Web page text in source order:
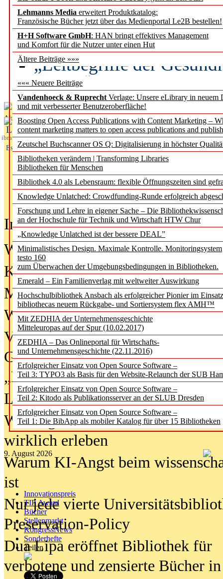
Lehmanns Media erweitert Produktkatalog:
Französische Bücher jetzt über das Medienportal Le2B bestellen!
H+H Software GmbH: HAN bringt effektives Management
und Komfort für die Nutzer unter einen Hut
Ältere Beiträge »»»
««« Neuere Beiträge
Vandenhoeck & Ruprecht Verlage: Unsere eLibrary in neuem
und mit verbesserter Benutzeroberfläche!
Boosting Open Access Publications with Content Marketing –
content marketing matters to open access publications and
Zeutschel Buchscanner OS Q: Digitalisierung in höchster
Bibliotheken verändern | Transforming Libraries
Bibliotheken für Menschen
Bibliothek 4.0 als Lebensraum: flexible Öffnungszeiten sind
Knowledge Unlatched: Crowdfunding-Runde erfolgreich
Forschung und Lehre in eigener Sache – Die
an der Hochschule für Technik und Wirtschaft HTW Chur
„Knowledge Unlatched ist der bessere DEAL”
Minimalistisches Design. Maximale Kontrolle. Monitoringsystem
testo 160
zum Überwachen der Umgebungsbedingungen in Bibliotheken.
Emerald – Ein Familienverlag mit weltweiter Auswirkung
Hochschulbibliothek Ansbach als erfolgreicher Pionier im
bibliothecas neuem Rückgabe- und Sortiersystem flex AMH™
Mit ZEDHIA der Unternehmensgeschichte
Mitteleuropas auf der Spur (10.02.2017)
ZEDHIA – Das Onlineportal für Wirtschafts-
und Unternehmensgeschichte (22.11.2016)
Erfolgreicher Einsatz von Open Source Software –
Teil 3: TYPO3 als Basis für den Website-Relaunch der SUB
Erfolgreicher Einsatz von Open Source Software –
Teil 2: Kitodo als Publikationsserver an der SLUB Dresden
Erfolgreicher Einsatz von Open Source Software –
Teil 1: Die BibApp als mobiler Katalog für über 15 Bibliotheken
9. August 2026
Innovationspreis
TIP Award
Bücher
Stellenmarkt
KongressNews
Sonderhefte
Teilen
Künstliche Intelligenz
besser zu verstehen
„Leitbegriffe der
des BIÖG erscheinen
Aktuelles aus
L
ibrary
Essentials
In der Ausgabe06/2026(August
Was Hochschul­bibliotheken von
Kinder in der digitalen Welt
Metadaten als Infrastruktur
Wenn Bots katalogisieren
Von Abschlusskleidern bis
Geisterjagd-Ausrüstung in der
„Library of Things“ unterwegs
Lesen als Infrastrukturaufgabe
Wie Jugendliche Social Media
wirklich erleben
Warum KI-Angst beim
ist
Nur jede vierte
Preservation-Policy
Dua Lipa eröffnet Bibliothek für
verbotene und zensierte Bücher